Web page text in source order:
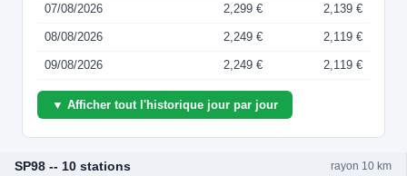
07/08/2026 2,299 € 2,139 €
08/08/2026 2,249 € 2,119 €
09/08/2026 2,249 € 2,119 €
▼ Afficher tout l'historique jour par jour
SP98 -- 10 stations rayon 10 km